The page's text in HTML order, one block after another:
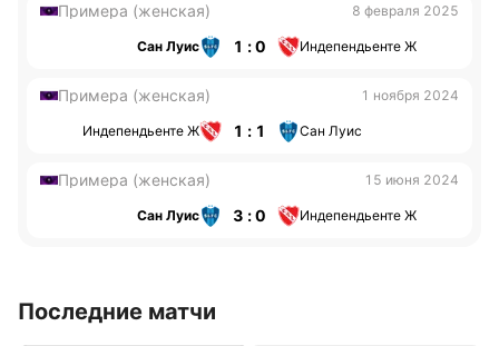
Примера (женская) 8 февраля 2025
Сан Луис 1 : 0 Индепендьенте Ж
Примера (женская) 1 ноября 2024
Индепендьенте Ж 1 : 1 Сан Луис
Примера (женская) 15 июня 2024
Сан Луис 3 : 0 Индепендьенте Ж
Последние матчи